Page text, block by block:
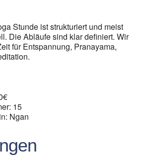
Stunde ist strukturiert und meist
Die Abläufe sind klar definiert. Wir
für Entspannung, Pranayama,
15
Ngan